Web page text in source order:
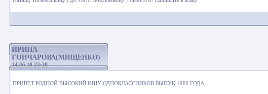
ИРИНА
ГОНЧАРОВА(МИЩЕНКО)
14.06.10 23:20
ПРИВЕТ РОДНОЙ ВЫСОКИЙ.ИЩУ ОДНОКЛАССНИКОВ ВЫПУК 1980 ГОДА.